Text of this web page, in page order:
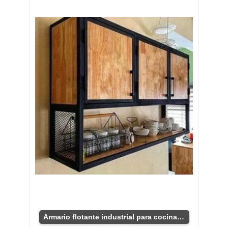
Armario flotante industrial para cocina moderna